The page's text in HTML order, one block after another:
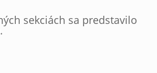
sekciách sa predstavilo